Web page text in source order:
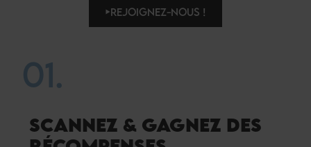
REJOIGNEZ-NOUS !
01.
SCANNEZ & GAGNEZ DES